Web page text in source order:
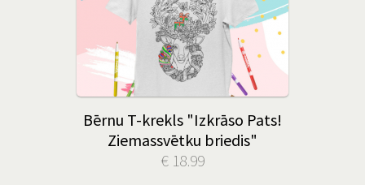
Bērnu T-krekls "Izkrāso Pats!
Ziemassvētku briedis"
€ 18.99